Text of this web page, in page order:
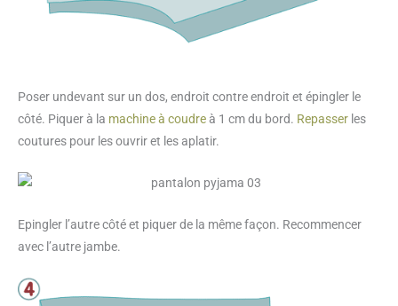
Poser undevant sur un dos, endroit contre endroit et épingler le
côté. Piquer à la machine à coudreà 1 cm du bord. Repasser les
coutures pour les ouvrir et les aplatir.
Epingler l’autre côté et piquer de la même façon. Recommencer
avec l’autre jambe.